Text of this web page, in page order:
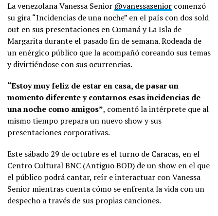
La venezolana Vanessa Senior @vanessasenior comenzó
su gira “Incidencias de una noche” en el país con dos sold
out en sus presentaciones en Cumaná y La Isla de
Margarita durante el pasado fin de semana. Rodeada de
un enérgico público que la acompañó coreando sus temas
y divirtiéndose con sus ocurrencias.
“Estoy muy feliz de estar en casa, de pasar un
momento diferente y contarnos esas incidencias de
una noche como amigos”, comentó la intérprete que al
mismo tiempo prepara un nuevo show y sus
presentaciones corporativas.
Este sábado 29 de octubre es el turno de Caracas, en el
Centro Cultural BNC (Antiguo BOD) de un show en el que
el público podrá cantar, reír e interactuar con Vanessa
Senior mientras cuenta cómo se enfrenta la vida con un
despecho a través de sus propias canciones.